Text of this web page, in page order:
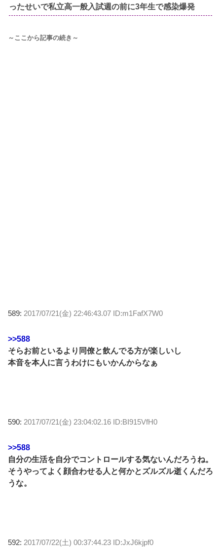
ったせいで私立高一般入試週の前に3年生で感染爆発
～ここから記事の続き～
589: 2017/07/21(金) 22:46:43.07 ID:m1FafX7W0
>>588
そらお前といるより同僚と飲んでる方が楽しいし
本音を本人に言うわけにもいかんからなぁ
590: 2017/07/21(金) 23:04:02.16 ID:BI915VfH0
>>588
自分の生活を自分でコントロールする気ないんだろうね。
そうやってよく顔合わせる人と何かとズルズル逝くんだろ
うな。
592: 2017/07/22(土) 00:37:44.23 ID:JxJ6kjpf0